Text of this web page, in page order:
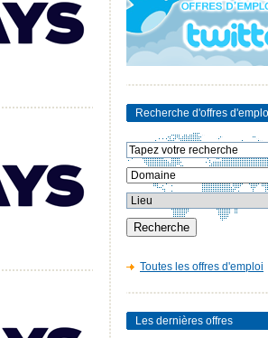
Recherche d'offres
Toutes les offres d'emploi
Les dernières offres